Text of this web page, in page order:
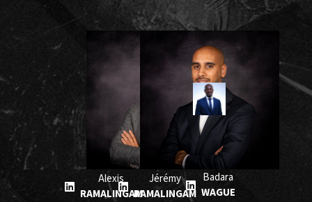
Alexis
RAMALINGAM
Jérémy
RAMALINGAM
Badara
WAGUE